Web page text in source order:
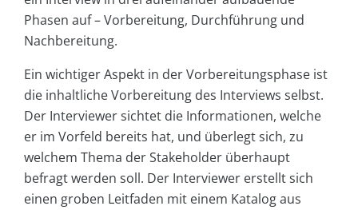
Phasen auf – Vorbereitung, Durchführung und
Nachbereitung.
Ein wichtiger Aspekt in der Vorbereitungsphase ist
die inhaltliche Vorbereitung des Interviews selbst.
Der Interviewer sichtet die Informationen, welche
er im Vorfeld bereits hat, und überlegt sich, zu
welchem Thema der Stake­holder überhaupt
befragt werden soll. Der Interviewer erstellt sich
einen groben Leitfaden mit einem Katalog aus